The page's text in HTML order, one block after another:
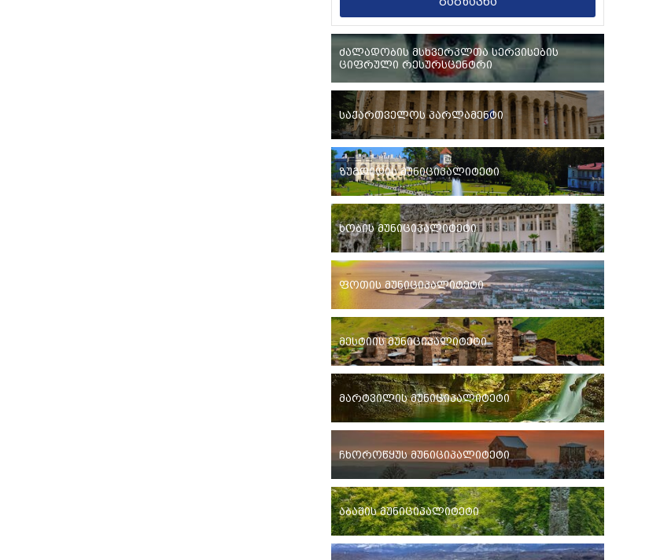
ძალადობის მსხვერპლთა სერვისების
ციფრული რესურსცენტრი
საქართველოს პარლამენტი
ზუგდიდის მუნიციპალიტეტი
ხობის მუნიციპალიტეტი
ფოთის მუნიციპალიტეტი
მესტიის მუნიციპალიტეტი
მარტვილის მუნიციპალიტეტი
ჩხოროწყუს მუნიციპალიტეტი
აბაშის მუნიციპალიტეტი